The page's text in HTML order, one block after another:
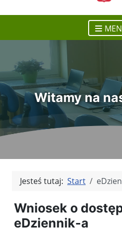
Witamy na
Jesteś tutaj: Start
Wniosek o
eDziennik-a